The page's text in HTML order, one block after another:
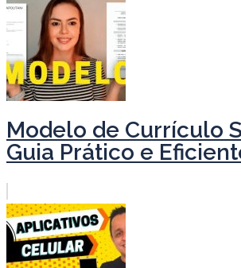
Modelo de Currículo
Guia Prático e